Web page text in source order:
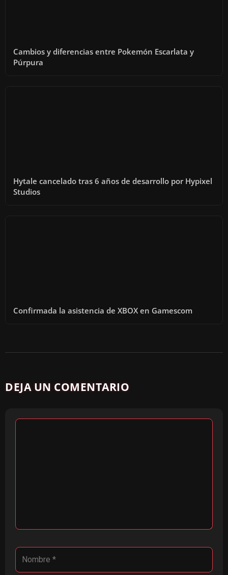
Cambios y diferencias entre Pokemón Escarlata y
Púrpura
Hytale cancelado tras 6 años de desarrollo por Hypixel
Studios
Confirmada la asistencia de XBOX en Gamescom
DEJA UN COMENTARIO